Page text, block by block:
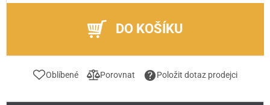
DO KOŠÍKU
Oblíbené Porovnat Položit dotaz prodejci